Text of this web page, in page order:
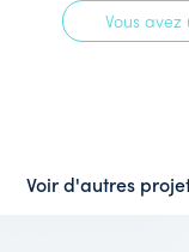
Vous
Voir d'autres